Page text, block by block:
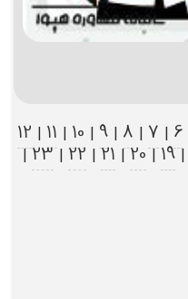
6
|
7
|
8
|
9
|
10
|
11
|
12
|
19
|
20
|
21
|
22
|
23
|